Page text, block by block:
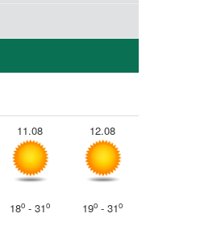
11.08
18o - 31o
12.08
19o - 31o